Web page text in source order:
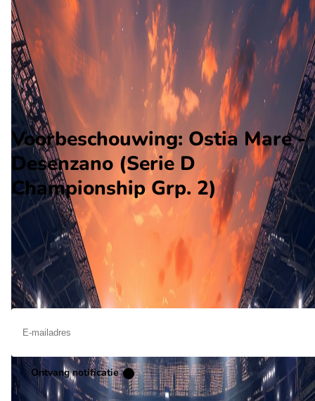
Desenzano
Alle wedstrijden
Ostia Mare - Desenzano
Opstellingen
Voorspelling
Voorbeschouwing
Voorbeschouwing: Ostia Mare -
Desenzano (Serie D
Championship Grp. 2)
Op mei 10 2026 gaat Ostia Mare de strijd aan met Desenzano.
De wedstrijd wordt afgetrapt om 14:00 en wordt gespeeld in
Serie D.
Ontvang een notificatie als deze voorbeschouwing beschikbaar is
Ontvang notificatie